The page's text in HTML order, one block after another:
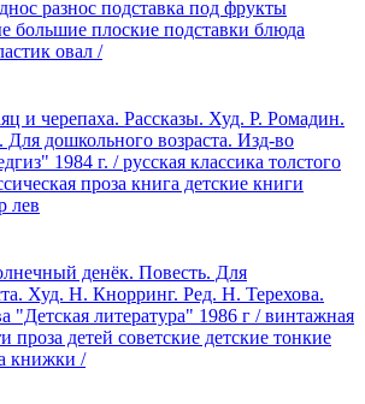
разнос подставка под фрукты
большие плоские подставки блюда
овал /
и черепаха. Рассказы. Худ. Р. Ромадин.
дошкольного возраста. Изд-во
1984 г. / русская классика толстого
проза книга детские книги
лев
денёк. Повесть. Для
Худ. Н. Кнорринг. Ред. Н. Терехова.
литература" 1986 г / винтажная
проза детей советские детские тонкие
книжки /